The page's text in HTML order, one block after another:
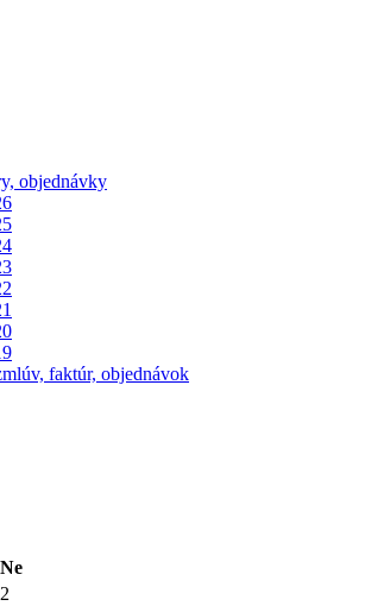
objednávky
faktúr, objednávok
Ne
2